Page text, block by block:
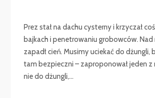
Prez stał na dachu cysterny i krzyczał
bajkach i penetrowaniu grobowców.
zapadł cień. Musimy uciekać do dżungli,
tam bezpieczni – zaproponował jeden z
nie do dżungli,...